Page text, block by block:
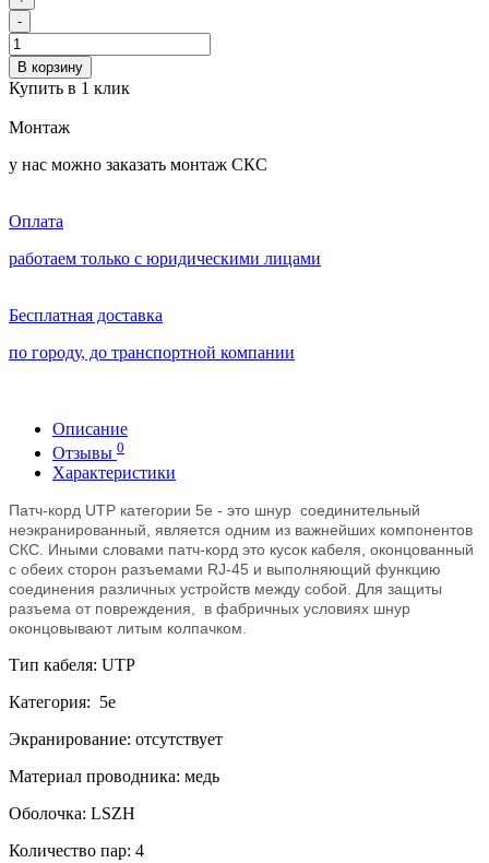
-
В корзину
Купить в 1 клик
Монтаж
у нас можно заказать монтаж СКС
Оплата
работаем только с юридическими лицами
Бесплатная доставка
по городу, до транспортной компании
Описание
Отзывы 0
Характеристики
Патч-корд UTP категории 5e - это шнур соединительный
неэкранированный , является одним из важнейших компонентов
СКС. Иными словами патч-корд это кусок кабеля, оконцованный
с обеих сторон разъемами RJ-45 и выполняющий функцию
соединения различных устройств между собой. Для защиты
разъема от повреждения, в фабричных условиях шнур
оконцовывают литым колпачком.
Тип кабеля: UTP
Категория: 5е
Экранирование: отсутствует
Материал проводника: медь
Оболочка: LSZH
Количество пар: 4